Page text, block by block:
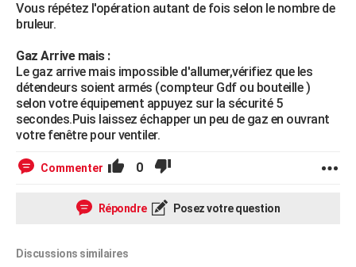
Vous répétez l'opération autant de fois selon le nombre de
bruleur.
Gaz Arrive mais :
Le gaz arrive mais impossible d'allumer,vérifiez que les
détendeurs soient armés (compteur Gdf ou bouteille )
selon votre équipement appuyez sur la sécurité 5
secondes.Puis laissez échapper un peu de gaz en ouvrant
votre fenêtre pour ventiler.
Commenter 0
Répondre Posez votre question
Discussions similaires